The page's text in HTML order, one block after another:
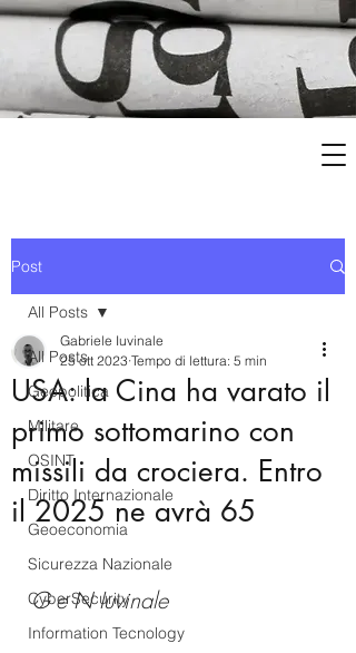
Post
All Posts
Geopolitica
Militare
OSINT
Diritto Internazionale
Geoeconomia
Sicurezza Nazionale
CyberSecurity
Information Tecnology
All Posts
USA: la Cina ha varato il
primo sottomarino con
missili da crociera. Entro
il 2025 ne avrà 65
Gabriele Iuvinale
25 ott 2023 Tempo di lettura: 5 min
G e N Iuvinale